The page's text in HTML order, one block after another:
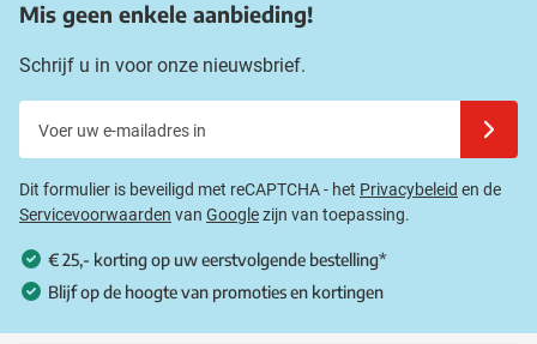
Mis geen enkele aanbieding!
Schrijf u in voor onze nieuwsbrief.
Dit formulier is beveiligd met reCAPTCHA - het Privacybeleid en de
Servicevoorwaarden van Googlezijn van toepassing.
€ 25,- korting op uw eerstvolgende bestelling*
Blijf op de hoogte van promoties en kortingen